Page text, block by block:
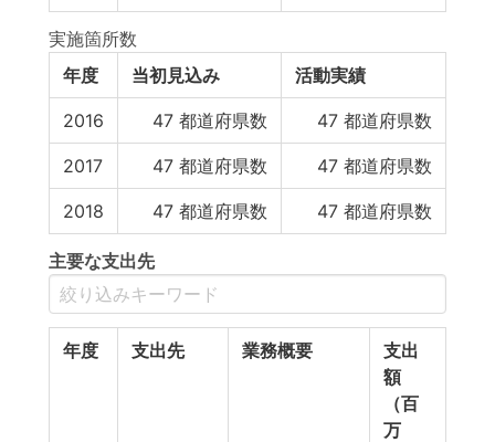
実施箇所数
年度
当初見込み 活動実績
2016 47 都道府県数 47 都道府県数
2017 47 都道府県数 47 都道府県数
2018 47 都道府県数 47 都道府県数
主要な支出先
年度 支出先 業務概要
支出
額
（百
万